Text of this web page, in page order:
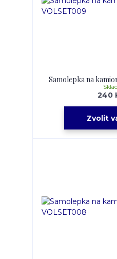
Samolepka na
240
Zvolit